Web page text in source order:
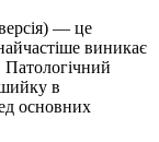
— це
виникає
Патологічний
в
основних